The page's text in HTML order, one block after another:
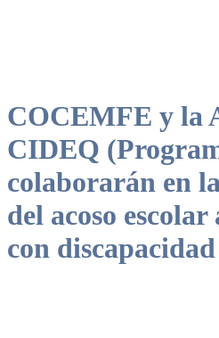
COCEMFE y la
CIDEQ
colaborarán en
del acoso
con discapacidad